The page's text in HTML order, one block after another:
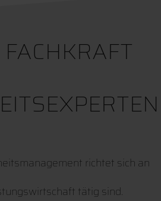
richtet sich an
tätig sind.